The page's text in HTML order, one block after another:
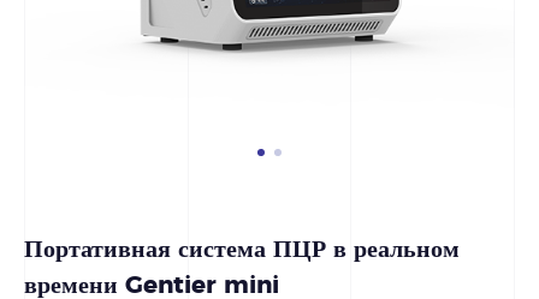
Портативная система ПЦР в реальном
времени Gentier mini